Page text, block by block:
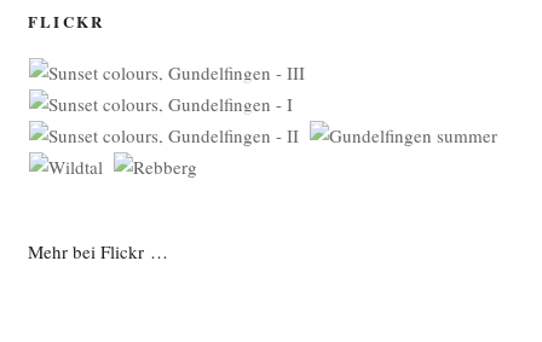
FLICKR
Mehr bei Flickr …